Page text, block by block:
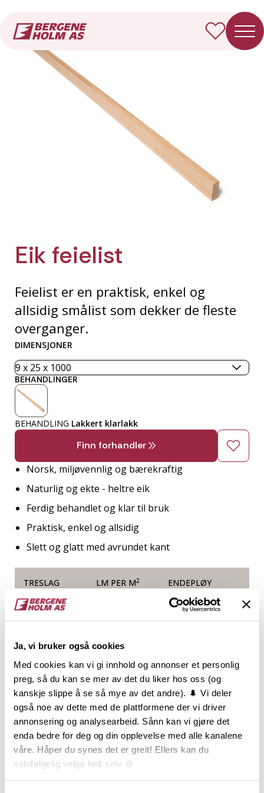
Ja, vi bruker også cookies
Med cookies kan vi gi innhold og annonser et personlig
preg, så du kan se mer av det du liker hos oss (og
kanskje slippe å se så mye av det andre). 🌲 Vi deler
også noe av dette med de plattformene der vi driver
annonsering og analysearbeid. Sånn kan vi gjøre det
enda bedre for deg og din opplevelse med alle kanalene
våre. Håper du synes det er greit! Ellers kan du
selvfølgelig velge helt selv 🍪
Eik feielist
Feielist er en praktisk, enkel og
allsidig smålist som dekker de fleste
overganger.
DIMENSJONER
BEHANDLINGER
BEHANDLING Lakkert klarlakk
Finn forhandler
Norsk, miljøvennlig og bærekraftig
Naturlig og ekte - heltre eik
Ferdig behandlet og klar til bruk
Praktisk, enkel og allsidig
Slett og glatt med avrundet kant
TRESLAG LM PER M2 ENDEPLØY
NOBB VARETYPE
23402563
Behandling
Dokumentasjon